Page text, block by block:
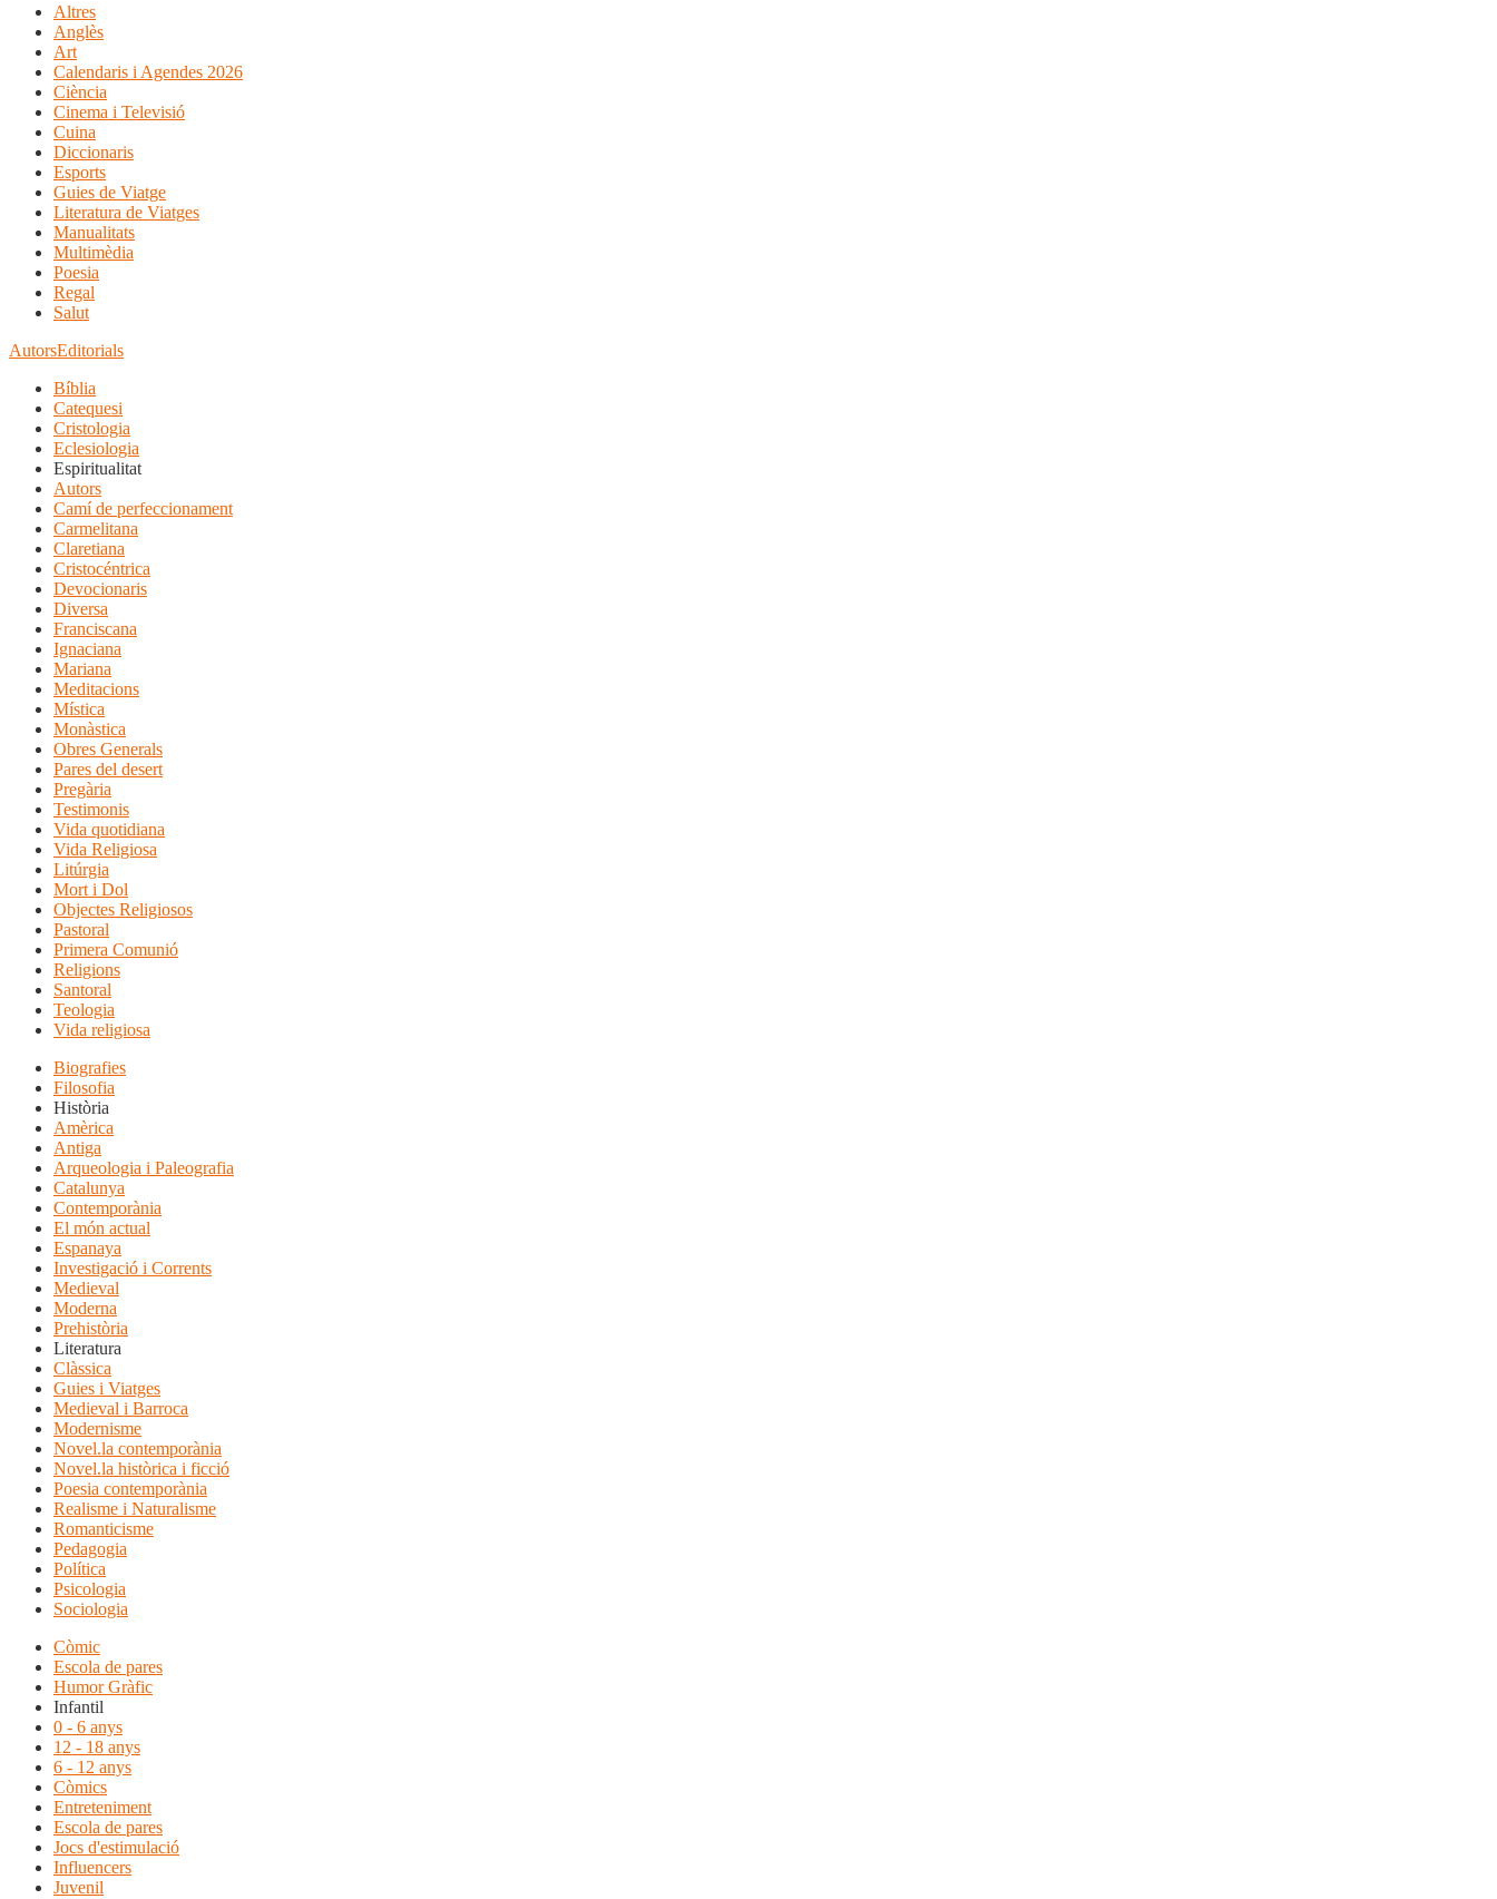
Altres
Anglès
Art
Calendaris i Agendes 2026
Ciència
Cinema i Televisió
Cuina
Diccionaris
Esports
Guies de Viatge
Literatura de Viatges
Manualitats
Multimèdia
Poesia
Regal
Salut
AutorsEditorials
Bíblia
Catequesi
Cristologia
Eclesiologia
Espiritualitat
Autors
Camí de perfeccionament
Carmelitana
Claretiana
Cristocéntrica
Devocionaris
Diversa
Franciscana
Ignaciana
Mariana
Meditacions
Mística
Monàstica
Obres Generals
Pares del desert
Pregària
Testimonis
Vida quotidiana
Vida Religiosa
Litúrgia
Mort i Dol
Objectes Religiosos
Pastoral
Primera Comunió
Religions
Santoral
Teologia
Vida religiosa
Biografies
Filosofia
Història
Amèrica
Antiga
Arqueologia i Paleografia
Catalunya
Contemporània
El món actual
Espanaya
Investigació i Corrents
Medieval
Moderna
Prehistòria
Literatura
Clàssica
Guies i Viatges
Medieval i Barroca
Modernisme
Novel.la contemporània
Novel.la històrica i ficció
Poesia contemporània
Realisme i Naturalisme
Romanticisme
Pedagogia
Política
Psicologia
Sociologia
Còmic
Escola de pares
Humor Gràfic
Infantil
0 - 6 anys
12 - 18 anys
6 - 12 anys
Còmics
Entreteniment
Escola de pares
Jocs d'estimulació
Influencers
Juvenil